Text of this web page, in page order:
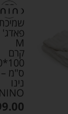
פאדג'
M
קרם
ס"מ –
נינו
NINO